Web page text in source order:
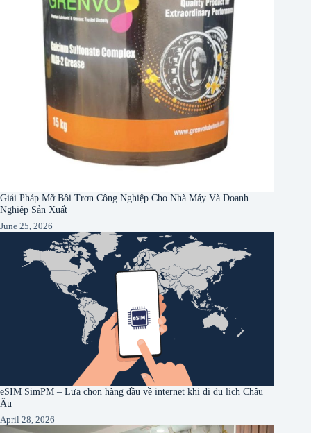
Giải Pháp Mỡ Bôi Trơn Công Nghiệp Cho Nhà Máy Và Doanh
Nghiệp Sản Xuất
June 25, 2026
eSIM SimPM – Lựa chọn hàng đầu về internet khi đi du lịch Châu
Âu
April 28, 2026